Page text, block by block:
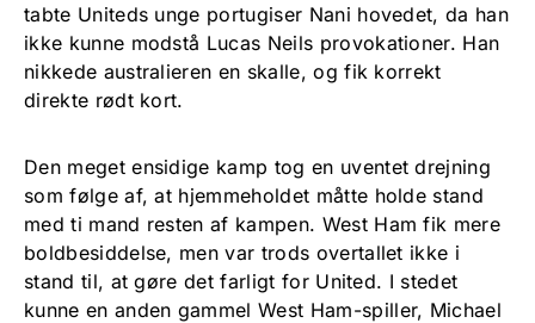
tabte Uniteds unge portugiser Nani hovedet, da han
ikke kunne modstå Lucas Neils provokationer. Han
nikkede australieren en skalle, og fik korrekt
direkte rødt kort.
Den meget ensidige kamp tog en uventet drejning
som følge af, at hjemmeholdet måtte holde stand
med ti mand resten af kampen. West Ham fik mere
boldbesiddelse, men var trods overtallet ikke i
stand til, at gøre det farligt for United. I stedet
kunne en anden gammel West Ham-spiller, Michael